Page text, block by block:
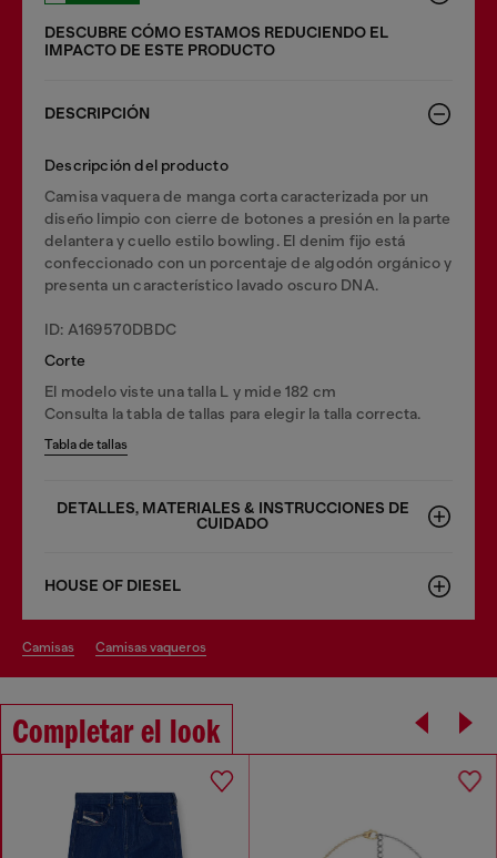
DESCUBRE CÓMO ESTAMOS REDUCIENDO EL
IMPACTO DE ESTE PRODUCTO
DESCRIPCIÓN
Descripción del producto
Camisa vaquera de manga corta caracterizada por un
diseño limpio con cierre de botones a presión en la parte
delantera y cuello estilo bowling. El denim fijo está
confeccionado con un porcentaje de algodón orgánico y
presenta un característico lavado oscuro DNA.
ID: A169570DBDC
Corte
El modelo viste una talla L y mide 182 cm
Consulta la tabla de tallas para elegir la talla correcta.
Tabla de tallas
DETALLES, MATERIALES & INSTRUCCIONES DE
CUIDADO
HOUSE OF DIESEL
camisas camisas vaqueros
Completar el look